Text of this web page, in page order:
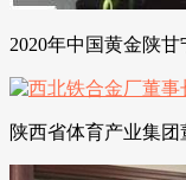
2020年中国黄金陕
陕西省体育产业集